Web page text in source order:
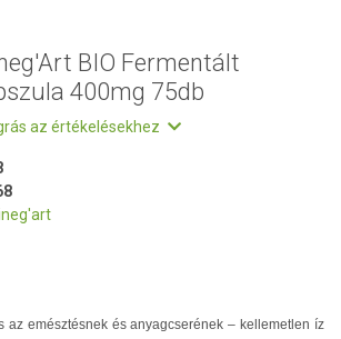
BIO Fermentált
400mg 75db
az értékelésekhez
az emésztésnek és anyagcserének – kellemetlen íz